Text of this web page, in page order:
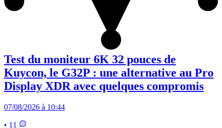
Test du moniteur 6K 32 pouces de
Kuycon, le G32P : une alternative au Pro
Display XDR avec quelques compromis
07/08/2026 à 10:44
• 11